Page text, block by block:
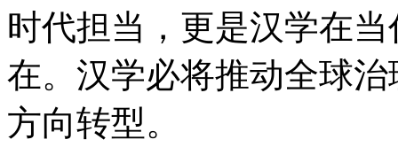
时代担当，更是汉学在
在。汉学必将推动全球
方向转型。